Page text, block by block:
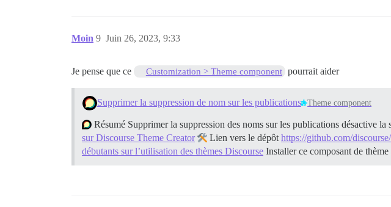
Moin Juin 26, 2023, 9:33
9
Je pense que ce Customization > Theme component pourrait aider
Supprimer la suppression de nom sur les publications Theme component
Résumé Supprimer la suppression des noms sur les publications désactive
sur Discourse Theme Creator
Lien vers le dépôthttps://github.com/
débutants sur l’utilisation des thèmes Discourse Installer ce composant de thème